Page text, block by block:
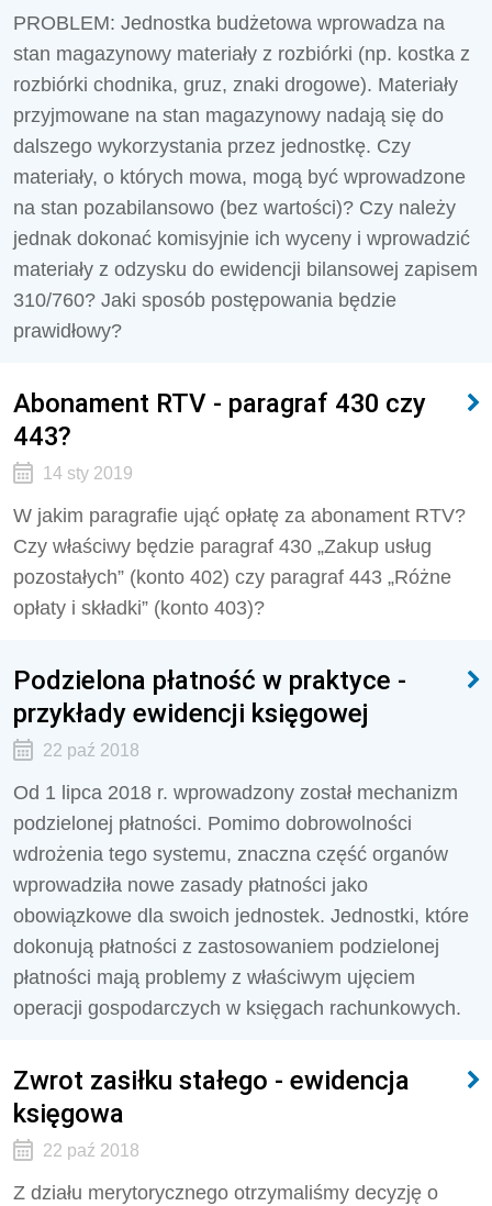
PROBLEM: Jednostka budżetowa wprowadza na
stan magazynowy materiały z rozbiórki (np. kostka z
rozbiórki chodnika, gruz, znaki drogowe). Materiały
przyjmowane na stan magazynowy nadają się do
dalszego wykorzystania przez jednostkę. Czy
materiały, o których mowa, mogą być wprowadzone
na stan pozabilansowo (bez wartości)? Czy należy
jednak dokonać komisyjnie ich wyceny i wprowadzić
materiały z odzysku do ewidencji bilansowej zapisem
310/760? Jaki sposób postępowania będzie
prawidłowy?
Abonament RTV - paragraf 430 czy
443?
14 sty 2019
W jakim paragrafie ująć opłatę za abonament RTV?
Czy właściwy będzie paragraf 430 „Zakup usług
pozostałych” (konto 402) czy paragraf 443 „Różne
opłaty i składki” (konto 403)?
Podzielona płatność w praktyce -
przykłady ewidencji księgowej
22 paź 2018
Od 1 lipca 2018 r. wprowadzony został mechanizm
podzielonej płatności. Pomimo dobrowolności
wdrożenia tego systemu, znaczna część organów
wprowadziła nowe zasady płatności jako
obowiązkowe dla swoich jednostek. Jednostki, które
dokonują płatności z zastosowaniem podzielonej
płatności mają problemy z właściwym ujęciem
operacji gospodarczych w księgach rachunkowych.
Zwrot zasiłku stałego - ewidencja
księgowa
22 paź 2018
Z działu merytorycznego otrzymaliśmy decyzję o